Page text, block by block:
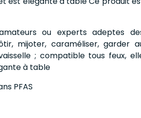
ou experts adeptes
mijoter, caraméliser, garder
; compatible tous feux,
à table
PFAS